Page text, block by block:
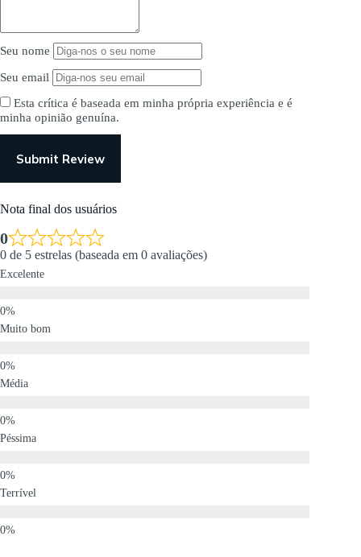
Seu nome
Seu email
Esta crítica é baseada em minha própria experiência e é
minha opinião genuína.
Submit Review
Nota final dos usuários
0
0 de 5 estrelas (baseada em 0 avaliações)
Excelente
Muito bom
Média
Péssima
Terrível